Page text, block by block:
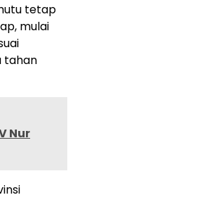
tetap
mulai
tahan
Nur